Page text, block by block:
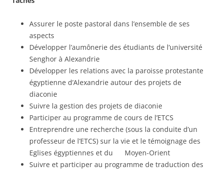
Assurer le poste pastoral dans l’ensemble de ses
aspects
Développer l’aumônerie des étudiants de l’université
Senghor à Alexandrie
Développer les relations avec la paroisse protestante
égyptienne d’Alexandrie autour des projets de
diaconie
Suivre la gestion des projets de diaconie
Participer au programme de cours de l’ETCS
Entreprendre une recherche (sous la conduite d’un
professeur de l’ETCS) sur la vie et le témoignage des
Eglises égyptiennes et du Moyen-Orient
Suivre et participer au programme de traduction des